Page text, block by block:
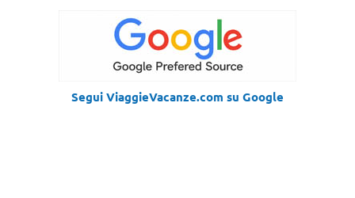
Segui ViaggieVacanze.com su Google